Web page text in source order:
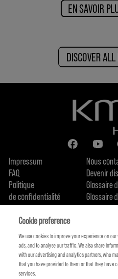
EN SAVOIR
DISCOVER
Impressum
FAQ
Politique
de confidentialité
Politique de cookie
Qui sommes-nous
Nous
Devenir
Glossaire
Glossaire
Cookie preference
We use cookies to improve your experience on
ads, and to analyse our traffic. We also share
with our advertising and analytics partners, who
that you have provided to them or that they have
services.